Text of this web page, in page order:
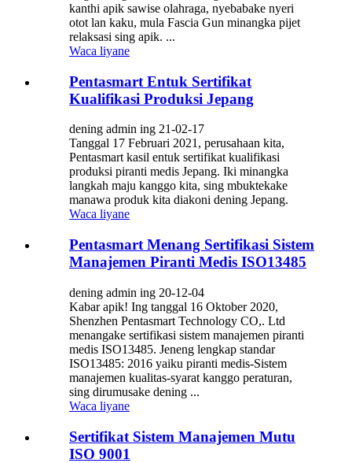
kanthi apik sawise olahraga, nyebabake nyeri
otot lan kaku, mula Fascia Gun minangka pijet
relaksasi sing apik. ...
Waca liyane
Pentasmart Entuk Sertifikat
Kualifikasi Produksi Jepang
dening admin ing 21-02-17
Tanggal 17 Februari 2021, perusahaan kita,
Pentasmart kasil entuk sertifikat kualifikasi
produksi piranti medis Jepang. Iki minangka
langkah maju kanggo kita, sing mbuktekake
manawa produk kita diakoni dening Jepang.
Waca liyane
Pentasmart Menang Sertifikasi Sistem
Manajemen Piranti Medis ISO13485
dening admin ing 20-12-04
Kabar apik! Ing tanggal 16 Oktober 2020,
Shenzhen Pentasmart Technology CO,. Ltd
menangake sertifikasi sistem manajemen piranti
medis ISO13485. Jeneng lengkap standar
ISO13485: 2016 yaiku piranti medis-Sistem
manajemen kualitas-syarat kanggo peraturan,
sing dirumusake dening ...
Waca liyane
Sertifikat Sistem Manajemen Mutu
ISO 9001